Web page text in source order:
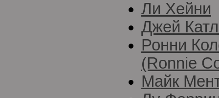
Ли Хейни
Джей
Ронни
(Ronnie
Майк